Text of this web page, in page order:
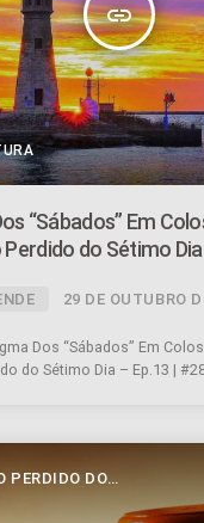
insert_link
“Sábados” Em
do Sétimo Dia
29 DE OUTUBRO
Dos “Sábados” Em
do Sétimo Dia – Ep.13 |
PERDIDO DO